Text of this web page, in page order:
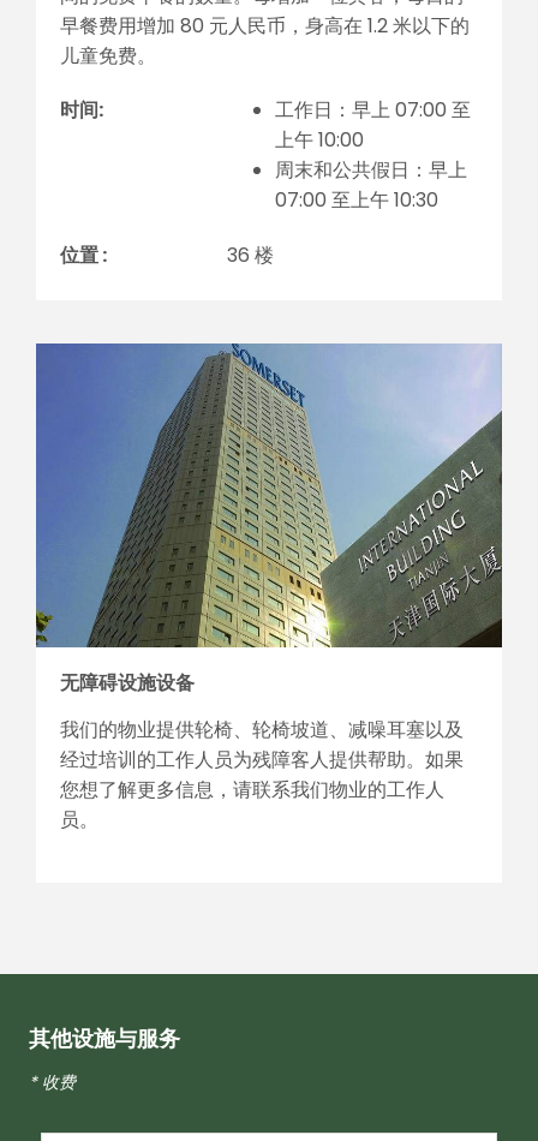
早餐费用增加 80 元人民币，身高在 1.2 米以下的
儿童免费。
时间:
工作日：早上 07:00 至
上午 10:00
周末和公共假日：早上
07:00 至上午 10:30
位置 :
36 楼
无障碍设施设备
我们的物业提供轮椅、轮椅坡道、减噪耳塞以及
经过培训的工作人员为残障客人提供帮助。如果
您想了解更多信息，请联系我们物业的工作人
员。
其他设施与服务
* 收费